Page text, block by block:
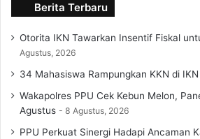
Berita Terbaru
Otorita IKN Tawarkan Insentif Fiskal
Agustus, 2026
34 Mahasiswa Rampungkan KKN di IKN
Wakapolres PPU Cek Kebun Melon,
Agustus
8 Agustus, 2026
PPU Perkuat Sinergi Hadapi Ancaman